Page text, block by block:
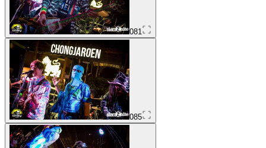
081
085